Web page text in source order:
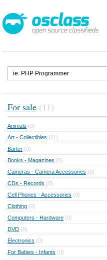
For sale (11)
Animals (0)
Art - Collectibles (11)
Barter (0)
Books - Magazines (0)
Cameras - Camera Accessories (0)
CDs - Records (0)
Cell Phones - Accessories (0)
Clothing (0)
Computers - Hardware (0)
DVD (0)
Electronics (0)
For Babies - Infants (0)